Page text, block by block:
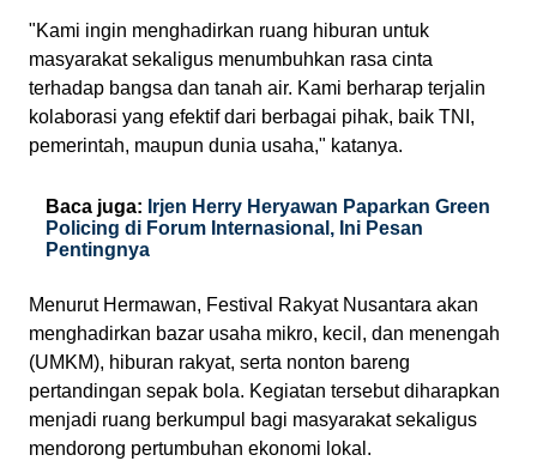
"Kami ingin menghadirkan ruang hiburan untuk
masyarakat sekaligus menumbuhkan rasa cinta
terhadap bangsa dan tanah air. Kami berharap terjalin
kolaborasi yang efektif dari berbagai pihak, baik TNI,
pemerintah, maupun dunia usaha," katanya.
Baca juga: Irjen Herry Heryawan Paparkan Green
Policing di Forum Internasional, Ini Pesan
Pentingnya
Menurut Hermawan, Festival Rakyat Nusantara akan
menghadirkan bazar usaha mikro, kecil, dan menengah
(UMKM), hiburan rakyat, serta nonton bareng
pertandingan sepak bola. Kegiatan tersebut diharapkan
menjadi ruang berkumpul bagi masyarakat sekaligus
mendorong pertumbuhan ekonomi lokal.